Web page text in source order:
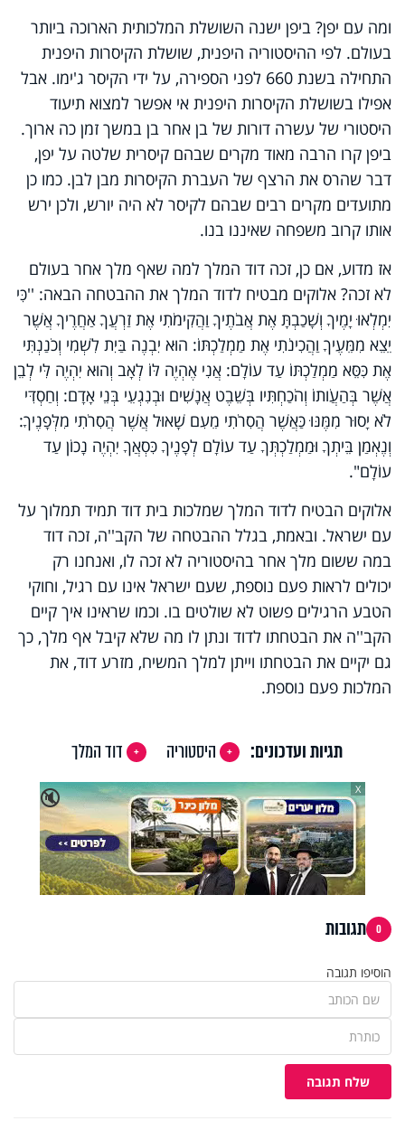
ומה עם יפן? ביפן ישנה השושלת המלכותית הארוכה ביותר
בעולם. לפי ההיסטוריה היפנית, שושלת הקיסרות היפנית
התחילה בשנת 660 לפני הספירה, על ידי הקיסר ג'ימו. אבל
אפילו בשושלת הקיסרות היפנית אי אפשר למצוא תיעוד
היסטורי של עשרה דורות של בן אחר בן במשך זמן כה ארוך.
ביפן קרו הרבה מאוד מקרים שבהם קיסרית שלטה על יפן,
דבר שהרס את הרצף של העברת הקיסרות מבן לבן. כמו כן
מתועדים מקרים רבים שבהם לקיסר לא היה יורש, ולכן ירש
אותו קרוב משפחה שאיננו בנו.
אז מדוע, אם כן, זכה דוד המלך למה שאף מלך אחר בעולם
לא זכה? אלוקים מבטיח לדוד המלך את ההבטחה הבאה: ''כִּי
יִמְלְאוּ יָמֶיךָ וְשָׁכַבְתָּ אֶת אֲבֹתֶיךָ וַהֲקִימֹתִי אֶת זַרְעֲךָ אַחֲרֶיךָ אֲשֶׁר
יֵצֵא מִמֵּעֶיךָ וַהֲכִינֹתִי אֶת מַמְלַכְתּוֹ: הוּא יִבְנֶה בַּיִת לִשְׁמִי וְכֹנַנְתִּי
אֶת כִּסֵּא מַמְלַכְתּוֹ עַד עוֹלָם: אֲנִי אֶהְיֶה לּוֹ לְאָב וְהוּא יִהְיֶה לִּי לְבֵן
אֲשֶׁר בְּהַעֲו‍ֹתוֹ וְהֹכַחְתִּיו בְּשֵׁבֶט אֲנָשִׁים וּבְנִגְעֵי בְּנֵי אָדָם: וְחַסְדִּי
לֹא יָסוּר מִמֶּנּוּ כַּאֲשֶׁר הֲסִרֹתִי מֵעִם שָׁאוּל אֲשֶׁר הֲסִרֹתִי מִלְּפָנֶיךָ:
וְנֶאְמַן בֵּיתְךָ וּמַמְלַכְתְּךָ עַד עוֹלָם לְפָנֶיךָ כִּסְאֲךָ יִהְיֶה נָכוֹן עַד
עוֹלָם".
אלוקים הבטיח לדוד המלך שמלכות בית דוד תמיד תמלוך על
עם ישראל. ובאמת, בגלל ההבטחה של הקב''ה, זכה דוד
במה ששום מלך אחר בהיסטוריה לא זכה לו, ואנחנו רק
יכולים לראות פעם נוספת, שעם ישראל אינו עם רגיל, וחוקי
הטבע הרגילים פשוט לא שולטים בו. וכמו שראינו איך קיים
הקב''ה את הבטחתו לדוד ונתן לו מה שלא קיבל אף מלך, כך
גם יקיים את הבטחתו וייתן למלך המשיח, מזרע דוד, את
המלכות פעם נוספת.
תגיות ועדכונים: היסטוריה
דוד המלך
🔇
X
0 תגובות
הוסיפו תגובה
שלח תגובה